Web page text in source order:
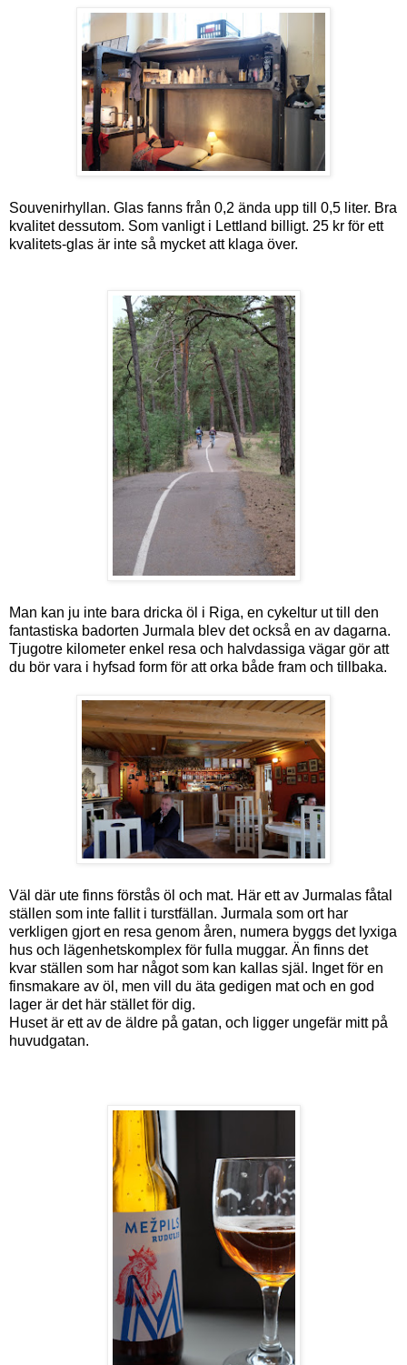
Souvenirhyllan. Glas fanns från 0,2 ända upp till 0,5 liter. Bra
kvalitet dessutom. Som vanligt i Lettland billigt. 25 kr för ett
kvalitets-glas är inte så mycket att klaga över.
Man kan ju inte bara dricka öl i Riga, en cykeltur ut till den
fantastiska badorten Jurmala blev det också en av dagarna.
Tjugotre kilometer enkel resa och halvdassiga vägar gör att
du bör vara i hyfsad form för att orka både fram och tillbaka.
Väl där ute finns förstås öl och mat. Här ett av Jurmalas fåtal
ställen som inte fallit i turstfällan. Jurmala som ort har
verkligen gjort en resa genom åren, numera byggs det lyxiga
hus och lägenhetskomplex för fulla muggar. Än finns det
kvar ställen som har något som kan kallas själ. Inget för en
finsmakare av öl, men vill du äta gedigen mat och en god
lager är det här stället för dig.
Huset är ett av de äldre på gatan, och ligger ungefär mitt på
huvudgatan.